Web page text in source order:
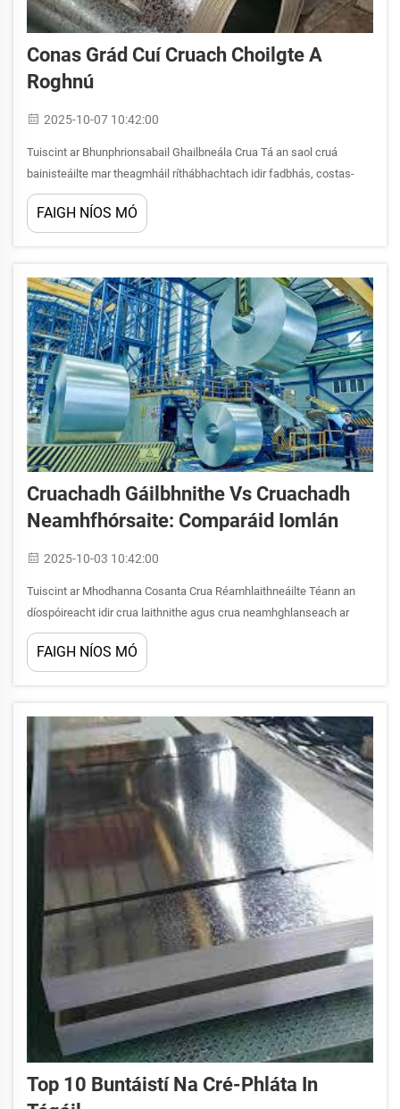
Conas Grád Cuí Cruach Choilgte A
Roghnú
2025-10-07 10:42:00
Tuiscint ar Bhunphrionsabail Ghailbneála Crua Tá an saol cruá
bainisteáilte mar theagmháil ríthábhachtach idir fadbhás, costas-
eifeachtúlacht agus ilús i dtógáil agus i ndéantúsaíocht áitiúil. Is
próiseas cosaint é seo, a...
FAIGH NÍOS MÓ
Cruachadh Gáilbhnithe Vs Cruachadh
Neamhfhórsaite: Comparáid Iomlán
2025-10-03 10:42:00
Tuiscint ar Mhodhanna Cosanta Crua Réamhlaithneáilte Téann an
díospóireacht idir crua laithnithe agus crua neamhghlanseach ar
feidhm ar chinntí industrialta ar fud an domhain. Le héilimh ag
méadú ar shaincheardaí inmharthana, is tábhachtach tuiscint a fháil
FAIGH NÍOS MÓ
Top 10 Buntáistí Na Cré-Phláta In